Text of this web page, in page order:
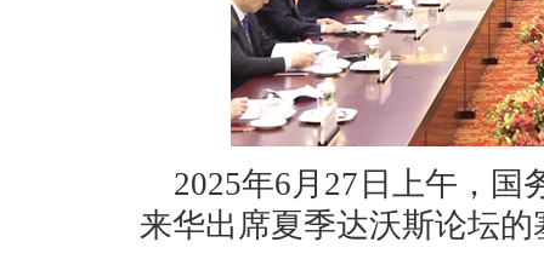
2025年6月27日上午，
来华出席夏季达沃斯论坛